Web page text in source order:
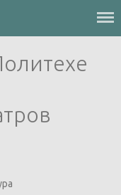
Меню